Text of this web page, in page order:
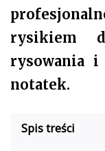
rysikiem
rysowania
notatek.
Spis treści